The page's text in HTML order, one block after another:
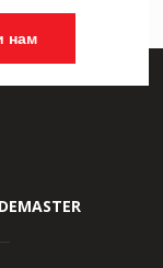
нам